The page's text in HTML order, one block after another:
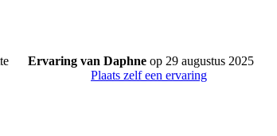
Ervaring van Daphne op 29 augustus 2025
Plaats zelf een ervaring